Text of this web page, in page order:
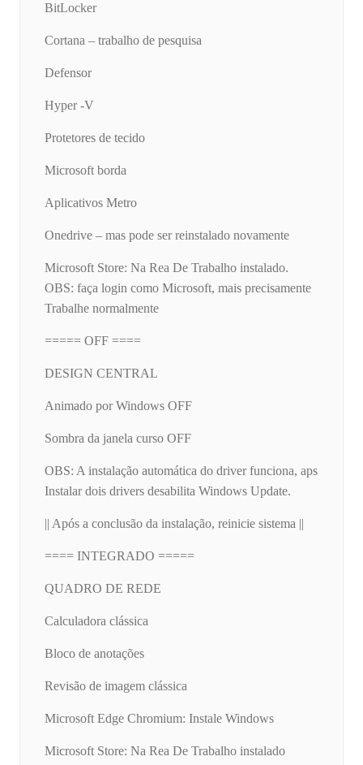
BitLocker
Cortana – trabalho de pesquisa
Defensor
Hyper -V
Protetores de tecido
Microsoft borda
Aplicativos Metro
Onedrive – mas pode ser reinstalado novamente
Microsoft Store: Na Rea De Trabalho instalado.
OBS: faça login como Microsoft, mais precisamente
Trabalhe normalmente
===== OFF ====
DESIGN CENTRAL
Animado por Windows OFF
Sombra da janela curso OFF
OBS: A instalação automática do driver funciona, aps
Instalar dois drivers desabilita Windows Update.
|| Após a conclusão da instalação, reinicie sistema ||
==== INTEGRADO =====
QUADRO DE REDE
Calculadora clássica
Bloco de anotações
Revisão de imagem clássica
Microsoft Edge Chromium: Instale Windows
Microsoft Store: Na Rea De Trabalho instalado